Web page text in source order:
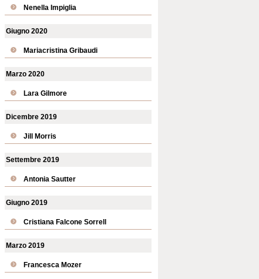
Nenella Impiglia
Giugno 2020
Mariacristina Gribaudi
Marzo 2020
Lara Gilmore
Dicembre 2019
Jill Morris
Settembre 2019
Antonia Sautter
Giugno 2019
Cristiana Falcone Sorrell
Marzo 2019
Francesca Mozer